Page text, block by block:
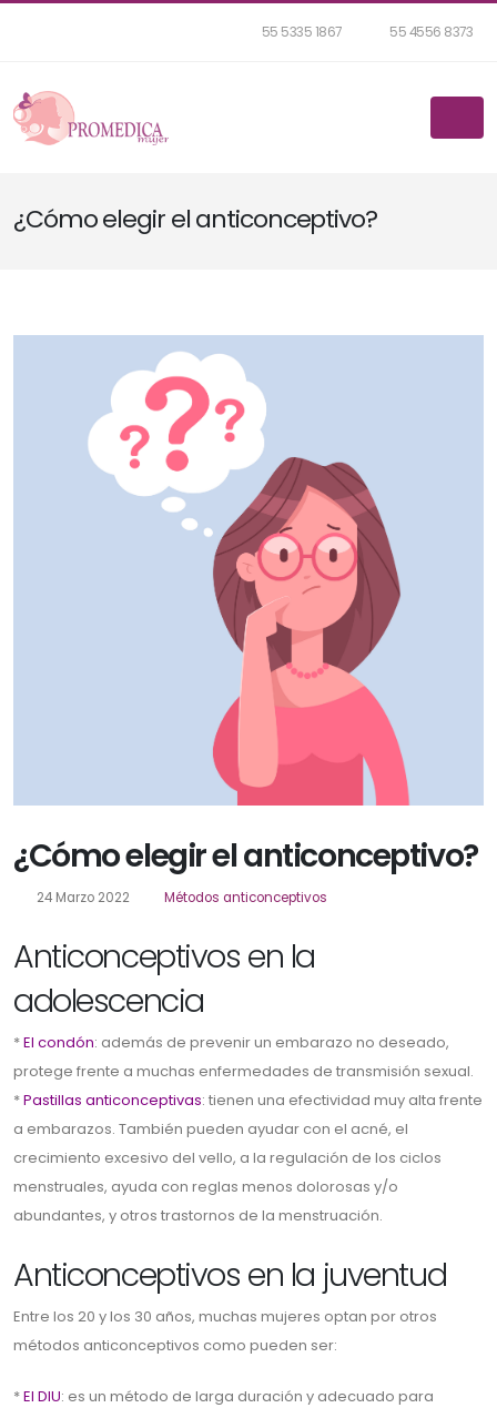
55 5335 1867 55 4556 8373
¿Cómo elegir el anticonceptivo?
¿Cómo elegir el anticonceptivo?
24 Marzo 2022 Métodos anticonceptivos
Anticonceptivos en la
adolescencia
*El condón: además de prevenir un embarazo no deseado,
protege frente a muchas enfermedades de transmisión sexual.
*Pastillas anticonceptivas: tienen una efectividad muy alta frente
a embarazos. También pueden ayudar con el acné, el
crecimiento excesivo del vello, a la regulación de los ciclos
menstruales, ayuda con reglas menos dolorosas y/o
abundantes, y otros trastornos de la menstruación.
Anticonceptivos en la juventud
Entre los 20 y los 30 años, muchas mujeres optan por otros
métodos anticonceptivos como pueden ser:
*El DIU: es un método de larga duración y adecuado para